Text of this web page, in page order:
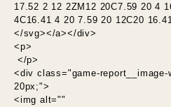
17.52 2 12 2ZM12 20C7.59 20 4
4C16.41 4 20 7.59 20 12C20
</svg></a></div>
<p>
</p>
<div class="game-
20px;">
<img alt=""